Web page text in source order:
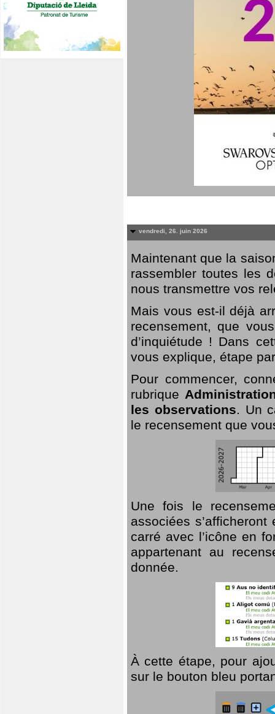
vendredi, 26. juin 2026
Maintenant que la
rassembler toutes les
nous transmettre vos
Mais vous est-il déjà
recensement, que
d’inquiétude ! Dans
vous explique, étape
Pour commencer,
rubrique
les observations. Un
le recensement que
Une fois le
associées
carré avec l’icône en
appartenant au
donnée.
À cette étape, pour
sur le bouton bleu